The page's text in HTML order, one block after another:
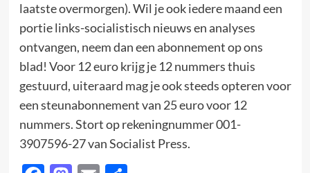
laatste overmorgen). Wil je ook iedere maand een
portie links-socialistisch nieuws en analyses
ontvangen, neem dan een abonnement op ons
blad! Voor 12 euro krijg je 12 nummers thuis
gestuurd, uiteraard mag je ook steeds opteren voor
een steunabonnement van 25 euro voor 12
nummers. Stort op rekeningnummer 001-
3907596-27 van Socialist Press.